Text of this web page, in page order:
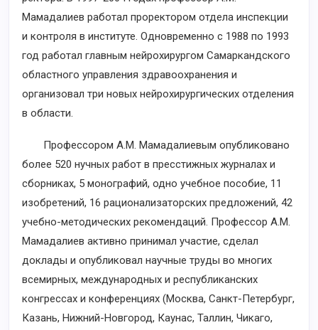
Мамадалиев работал проректором отдела инспекции
и контроля в институте. Одновременно с 1988 по 1993
год работал главным нейрохирургом Самаркандского
областного управления здравоохранения и
организовал три новых нейрохирургических отделения
в области.
Профессором А.М. Мамадалиевым опубликовано
более 520 нучных работ в пресстижных журналах и
сборниках, 5 монографий, одно учебное пособие, 11
изобретений, 16 рационализаторских предложений, 42
учебно-методических рекомендаций. Профессор А.М.
Мамадалиев активно принимал участие, сделал
доклады и опубликовал научные труды во многих
всемирных, международных и республиканских
конгрессах и конференциях (Москва, Санкт-Петербург,
Казань, Нижний-Новгород, Каунас, Таллин, Чикаго,